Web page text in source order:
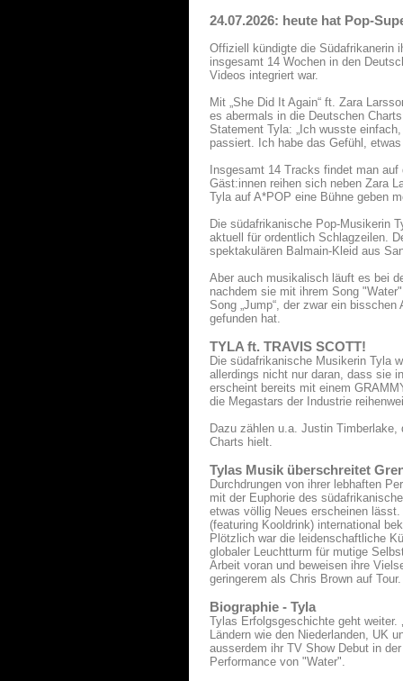
24.07.2026: heute hat Pop-
Offiziell kündigte die Südafrikanerin
insgesamt 14 Wochen in den
Videos integriert war.
Mit „She Did It Again“ ft. Zara
es abermals in die Deutschen
Statement Tyla: „Ich wusste
passiert. Ich habe das Gefühl,
Insgesamt 14 Tracks findet man
Gäst:innen reihen sich neben Zara
Tyla auf A*POP eine Bühne geben
Die südafrikanische Pop-Musikerin
aktuell für ordentlich Schlagzeilen.
spektakulären Balmain-Kleid aus
Aber auch musikalisch läuft es bei
nachdem sie mit ihrem Song
Song „Jump“, der zwar ein
gefunden hat.
TYLA ft. TRAVIS SCOTT!
Die südafrikanische Musikerin Tyla
allerdings nicht nur daran, dass sie
erscheint bereits mit einem
die Megastars der Industrie
Dazu zählen u.a. Justin
Charts hielt.
Tylas Musik überschreitet
Durchdrungen von ihrer lebhaften
mit der Euphorie des
etwas völlig Neues erscheinen
(featuring Kooldrink) international
Plötzlich war die leidenschaftliche
globaler Leuchtturm für mutige
Arbeit voran und beweisen ihre
geringerem als Chris Brown auf Tour.
Biographie - Tyla
Tylas Erfolgsgeschichte geht weiter.
Ländern wie den Niederlanden, UK
ausserdem ihr TV Show Debut in
Performance von "Water".